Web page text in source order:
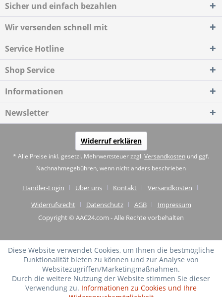
Sicher und einfach bezahlen
Wir versenden schnell mit
Service Hotline
Shop Service
Informationen
Newsletter
Widerruf erklären
* Alle Preise inkl. gesetzl. Mehrwertsteuer zzgl. Versandkosten und ggf.
Nachnahmegebühren, wenn nicht anders beschrieben
Händler-Login Über uns Kontakt
Versandkosten
Widerrufsrecht
Datenschutz AGB
Impressum
Copyright © AAC24.com - Alle Rechte vorbehalten
Diese Website verwendet Cookies, um Ihnen die bestmögliche
Funktionalität bieten zu können und zur Analyse von
Websitezugriffen/Marketingmaßnahmen.
Durch die weitere Nutzung der Website stimmen Sie dieser
Verwendung zu. Informationen zu Cookies und Ihre